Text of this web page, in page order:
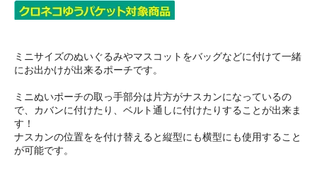
ミニサイズのぬいぐるみやマスコットをバッグなどに付けて一緒
にお出かけが出来るポーチです。
ミニぬいポーチの取っ手部分は片方がナスカンになっているの
で、カバンに付けたり、ベルト通しに付けたりすることが出来ま
す！
ナスカンの位置をを付け替えると縦型にも横型にも使用すること
が可能です。